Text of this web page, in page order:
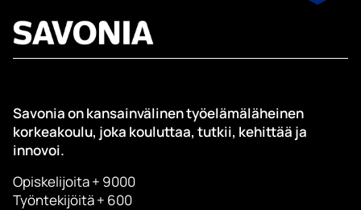
Savonia on kansainvälinen työelämäläheinen
korkeakoulu, joka kouluttaa, tutkii, kehittää ja
innovoi.
Opiskelijoita + 9000
Työntekijöitä + 600